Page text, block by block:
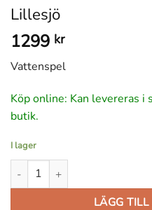
Lillesjö
1299 kr
Vattenspel
Köp online: Kan levereras i
butik.
I lager
Lillesjö mängd
LÄGG